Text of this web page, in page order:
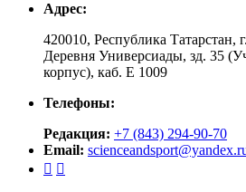
Адрес:
420010, Республика Татарстан,
Деревня Универсиады, зд. 35
корпус), каб. Е 1009
Телефоны:
Редакция: +7 (843) 294-90-70
Email:
 